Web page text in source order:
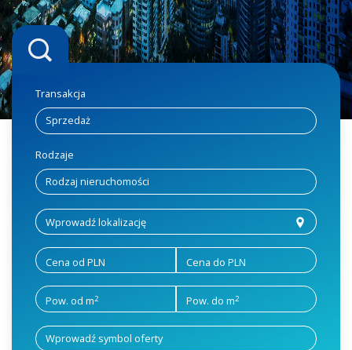
Transakcja
Rodzaje
Cena od PLN Cena do PLN
Pow. od m2 Pow. do m2